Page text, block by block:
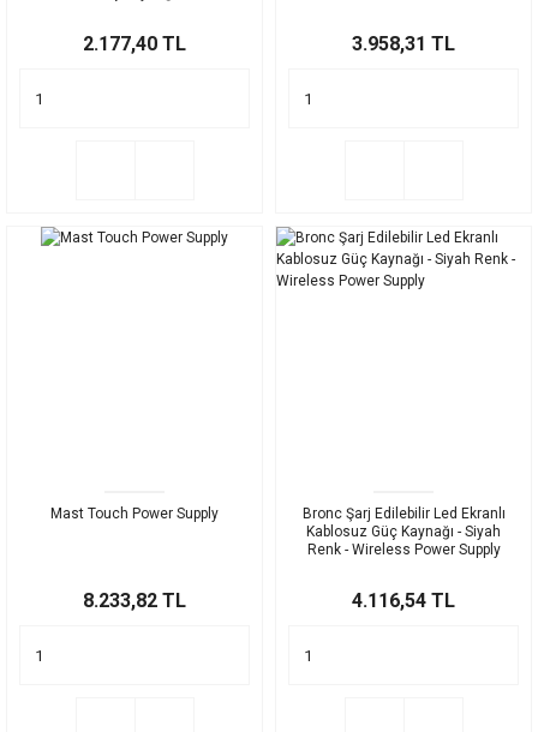
2.177,40 TL 3.958,31 TL
Mast Touch Power Supply
8.233,82 TL
Bronc Şarj Edilebilir Led Ekranlı
Kablosuz Güç Kaynağı - Siyah
Renk - Wireless Power Supply
4.116,54 TL